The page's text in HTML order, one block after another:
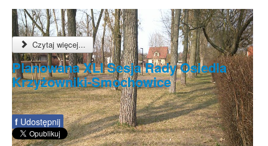
Czytaj więcej...
Planowana XLI Sesja Rady Osiedla
Krzyżowniki-Smochowice
f Udostępnij